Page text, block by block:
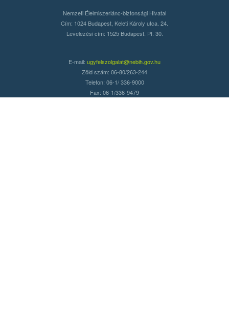
Nemzeti Élelmiszerlánc-biztonsági Hivatal
Cím: 1024 Budapest, Keleti Károly utca. 24.
Levelezési cím: 1525 Budapest. Pf. 30.
E-mail: ugyfelszolgalat@nebih.gov.hu
Zöld szám: 06-80/263-244
Telefon: 06-1/ 336-9000
Fax: 06-1/336-9479